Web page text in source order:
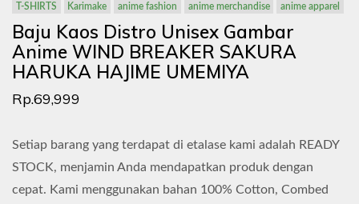
T-SHIRTS Karimake anime fashion anime merchandise anime apparel
Baju Kaos Distro Unisex Gambar
Anime WIND BREAKER SAKURA
HARUKA HAJIME UMEMIYA
Rp.69,999
Setiap barang yang terdapat di etalase kami adalah READY
STOCK, menjamin Anda mendapatkan produk dengan
cepat. Kami menggunakan bahan 100% Cotton, Combed